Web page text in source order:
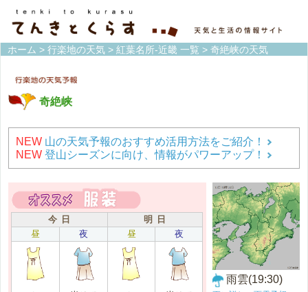
ホーム > 行楽地の天気 > 紅葉名所-近畿 一覧 > 奇絶峡の天気
奇絶峡
NEW 山の天気予報のおすすめ活用方法をご紹介！
NEW 登山シーズンに向け、情報がパワーアップ！
今 日
明 日
昼
夜 昼 夜
雨雲(19:30)